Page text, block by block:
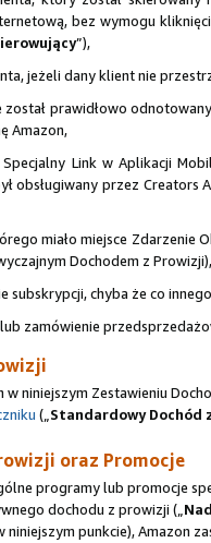
bez wymogu
”),
jeżeli dany klient nie
prawidłowo
Amazon,
Link w Aplikacji
obsługiwany przez Creators
miało miejsce Zdarzenie
Dochodem z Prowizji),
subskrypcji, chyba że co
zamówienie
w niniejszym Zestawieniu
(„ Standardowy Dochód
oraz Promocje
programy lub promocje
dochodu z prowizji („
punkcie), Amazon